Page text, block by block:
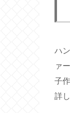
ハ
ァ
子
詳